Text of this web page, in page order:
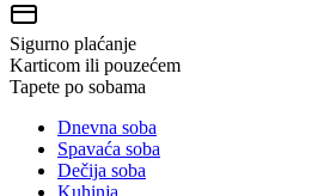
Sigurno plaćanje
Karticom ili pouzećem
Tapete po sobama
Dnevna soba
Spavaća soba
Dečija soba
Kuhinja